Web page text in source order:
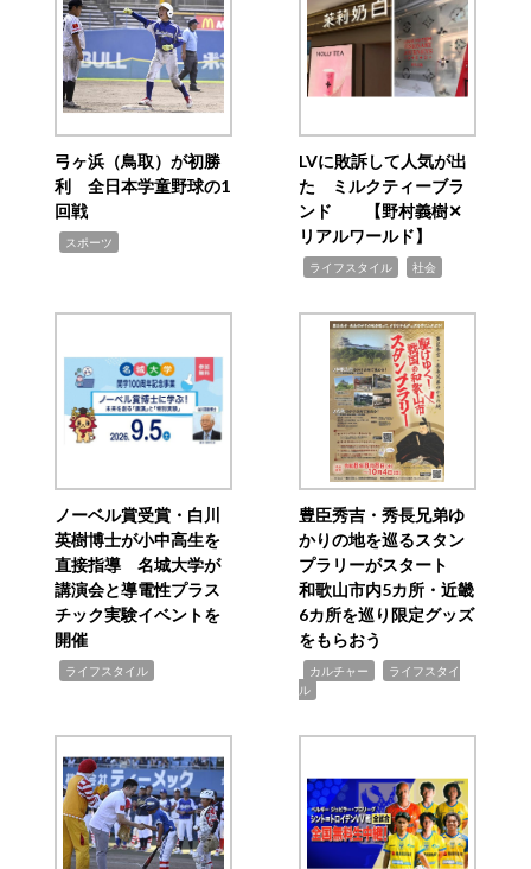
弓ヶ浜（鳥取）が初勝
利 全日本学童野球の1
回戦
スポーツ
LVに敗訴して人気が出
た ミルクティーブラ
ンド 【野村義樹✕
リアルワールド】
ライフスタイル 社会
ノーベル賞受賞・白川
英樹博士が小中高生を
直接指導 名城大学が
講演会と導電性プラス
チック実験イベントを
開催
ライフスタイル
豊臣秀吉・秀長兄弟ゆ
かりの地を巡るスタン
プラリーがスタート
和歌山市内5カ所・近畿
6カ所を巡り限定グッズ
をもらおう
カルチャー
ライフスタイ
ル